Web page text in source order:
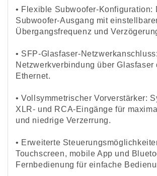
• Flexible Subwoofer-Konfiguration:
Subwoofer-Ausgang mit
Übergangsfrequenz und
• SFP-Glasfaser-
Netzwerkverbindung über Glasfaser
Ethernet.
• Vollsymmetrischer Vorverstärker:
XLR- und RCA-Eingänge für
und niedrige Verzerrung.
• Erweiterte
Touchscreen, mobile App und
Fernbedienung für einfache